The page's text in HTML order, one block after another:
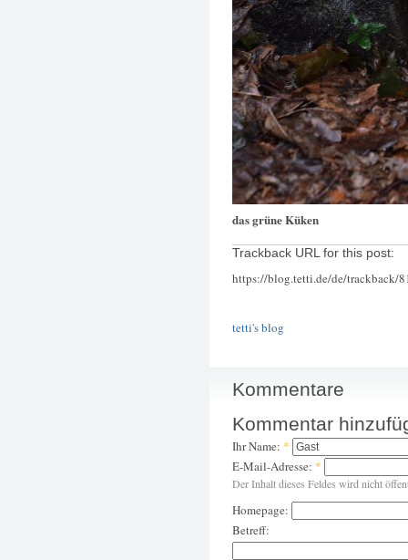
das grüne Küken
Trackback URL for this post:
https://blog.tetti.de/de/trackback/
tetti's blog
Kommentare
Kommentar
Ihr Name: *
E-Mail-Adresse: *
Der Inhalt dieses Feldes wird nicht
Homepage:
Betreff: